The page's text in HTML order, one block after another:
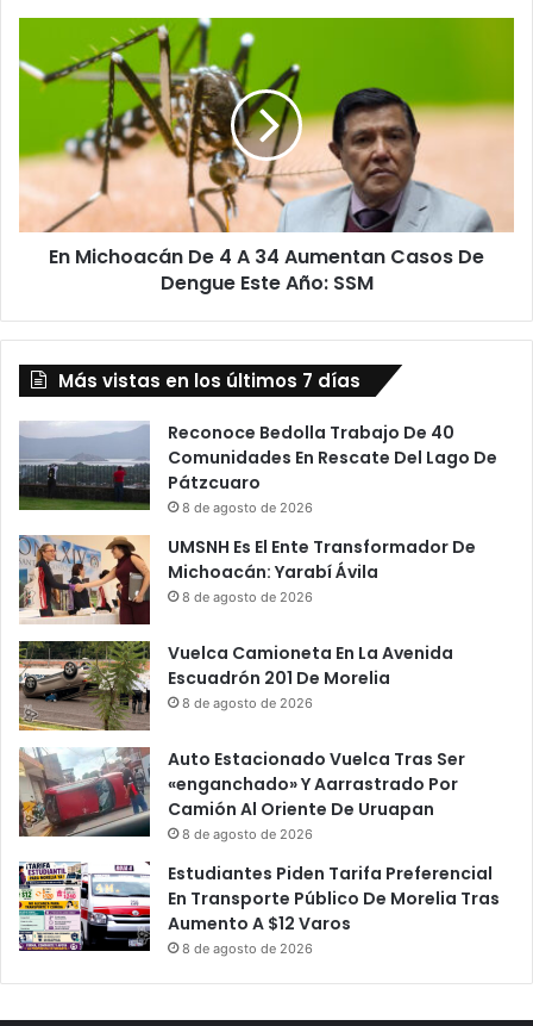
Michoacán
De
34
Casos
De
DengueEn Michoacán De 4 A 34 Aumentan Casos De
Dengue Este Año: SSM
Más vistas en los últimos 7 días
Reconoce Bedolla Trabajo De 40
Comunidades En Rescate Del Lago De
Pátzcuaro
8 de agosto de 2026
UMSNH Es El Ente Transformador De
Michoacán: Yarabí Ávila
8 de agosto de 2026
Vuelca Camioneta En La Avenida
Escuadrón 201 De Morelia
8 de agosto de 2026
Auto Estacionado Vuelca Tras Ser
«enganchado» Y Aarrastrado Por
Camión Al Oriente De Uruapan
8 de agosto de 2026
Estudiantes Piden Tarifa Preferencial
En Transporte Público De Morelia Tras
Aumento A $12 Varos
8 de agosto de 2026